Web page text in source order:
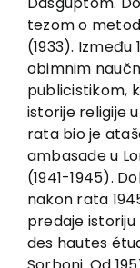
tezom o
(1933). Između
obimnim
publicistikom,
istorije religije
rata bio je
ambasade u
(1941-1945).
nakon rata
predaje istoriju
des hautes